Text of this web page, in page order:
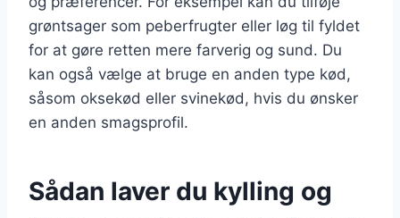
grøntsager som peberfrugter eller løg til fyldet
for at gøre retten mere farverig og sund. Du
kan også vælge at bruge en anden type kød,
såsom oksekød eller svinekød, hvis du ønsker
en anden smagsprofil.
Sådan laver du kylling og